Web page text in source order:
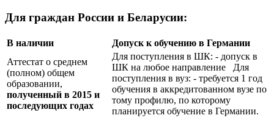
Для граждан России и Беларусии:
В наличии
Допуск к обучению в Германии
Аттестат о среднем
(полном) общем
образовании,
полученный в 2015 и
последующих годах
Для поступления в ШК: - допуск в
ШК на любое направление Для
поступления в вуз: - требуется 1 год
обучения в аккредитованном вузе по
тому профилю, по которому
планируется обучение в Германии.